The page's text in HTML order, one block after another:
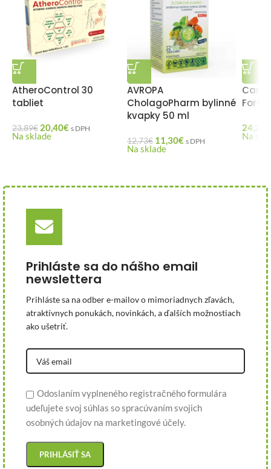
AtheroControl 30
tabliet
23,89€ 20,40€ s DPH
Na sklade
AVROPA
CholagoPharm bylinné
kvapky 50 ml
12,73€ 11,30€ s DPH
Na sklade
24,29
Na
Prihláste sa do nášho email
newslettera
Prihláste sa na odber e-mailov o mimoriadnych zľavách,
atraktívnych ponukách, novinkách, a ďalších možnostiach
ako ušetriť.
Odoslaním vyplneného registračného formulára
udeľujete svoj súhlas so spracúvaním svojich
osobných údajov na marketingové účely.